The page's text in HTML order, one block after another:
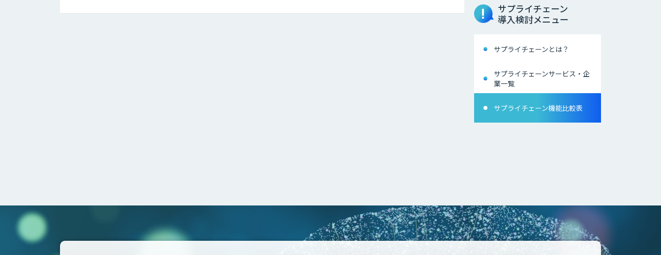
サプライチェーン
導入検討メニュー
サプライチェーンとは？
サプライチェーンサービス・企
業一覧
サプライチェーン機能比較表